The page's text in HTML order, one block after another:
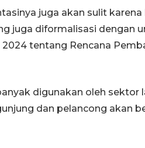
juga akan sulit
juga diformalisasi dengan
tentang Rencana
digunakan oleh sektor
dan pelancong akan